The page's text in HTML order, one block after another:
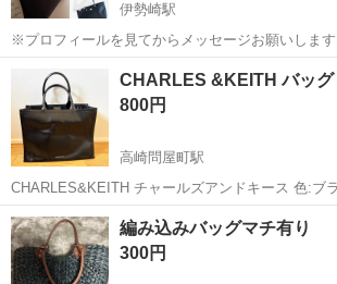
伊勢崎駅
※プロフィールを見てからメッセージお願いします。 【品物】ト
バッグ 大 【ブランド】マリークワント MARY
イズ】画像にて30cmの物差しを置いてありますの
い。 【状態】新品...
クワ
CHARLES &KEITH バッグ
800円
高崎問屋町駅
CHARLES&KEITH チャールズアンドキース 色:ブラック charles and
keithのトートバッグです。 4年ほど前に名古屋の
た。 A4サイズの資料やパソコンも入るサイズ感の
群馬 高崎市 高崎問屋町駅 バッグ
チャールズアンドキース
編み込みバッグマチ有り
300円